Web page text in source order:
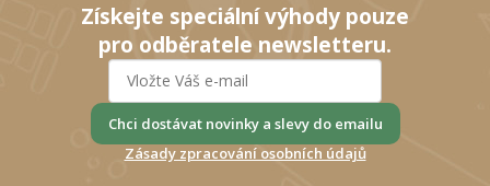
Získejte speciální výhody pouze
pro odběratele newsletteru.
Chci dostávat novinky a slevy do emailu
Zásady zpracování osobních údajů